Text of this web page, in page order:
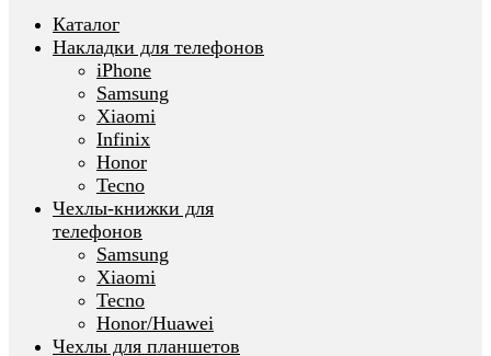
Каталог
Накладки для телефонов
iPhone
Samsung
Xiaomi
Infinix
Honor
Tecno
Чехлы-книжки для
телефонов
Samsung
Xiaomi
Tecno
Honor/Huawei
Чехлы для планшетов